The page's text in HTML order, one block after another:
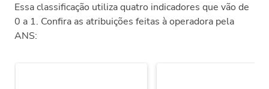
Essa classificação utiliza quatro indicadores que vão de
0 a 1. Confira as atribuições feitas à operadora pela
ANS: